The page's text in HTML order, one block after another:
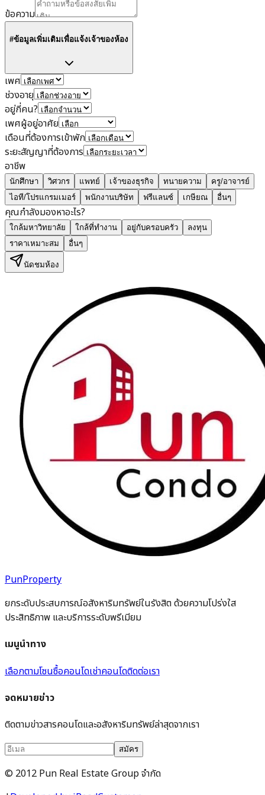
ข้อความ
#ข้อมูลเพิ่มเติมเพื่อแจ้งเจ้าของห้อง
เพศ
ช่วงอายุ
อยู่กี่คน?
เพศผู้อยู่อาศัย
เดือนที่ต้องการเข้าพัก
ระยะสัญญาที่ต้องการ
อาชีพ
นักศึกษา วิศวกร แพทย์ เจ้าของธุรกิจ ทนายความ
ครู/อาจารย์
ไอที/โปรแกรมเมอร์
พนักงานบริษัท ฟรีแลนซ์ เกษียณ อื่นๆ
คุณกำลังมองหาอะไร?
ใกล้มหาวิทยาลัย ใกล้ที่ทำงาน อยู่กับครอบครัว
ลงทุน
ราคาเหมาะสม
อื่นๆ
นัดชมห้อง
PunProperty
ยกระดับประสบการณ์อสังหาริมทรัพย์ในรังสิต ด้วยความโปร่งใส
ประสิทธิภาพ และบริการระดับพรีเมียม
เมนูนำทาง
เลือกตามโซนซื้อคอนโดเช่าคอนโดติดต่อเรา
จดหมายข่าว
ติดตามข่าวสารคอนโดและอสังหาริมทรัพย์ล่าสุดจากเรา
สมัคร
© 2012 Pun Real Estate Group จำกัด